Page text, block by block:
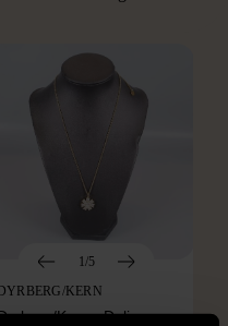
1/5
KERN
Kern - Delise -